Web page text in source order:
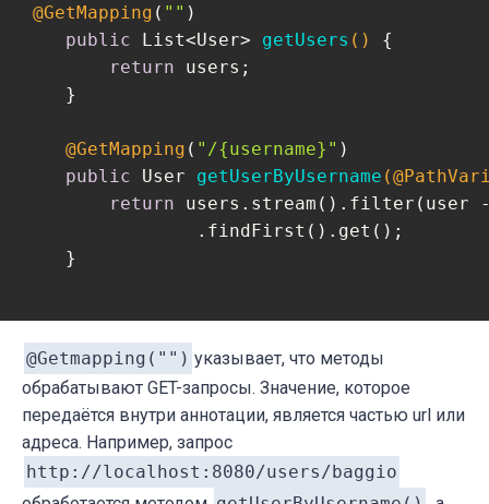
@GetMapping ( "" )
public List<User> getUsers ()
{
return users;
    }
@GetMapping ( "/{username}" )
public User getUserByUsername
return users.stream().filter(user ->
                .findFirst().get();
    }
@Getmapping("") указывает, что методы
обрабатывают GET-запросы. Значение, которое
передаётся внутри аннотации, является частью url или
адреса. Например, запрос
http://localhost:8080/users/baggio